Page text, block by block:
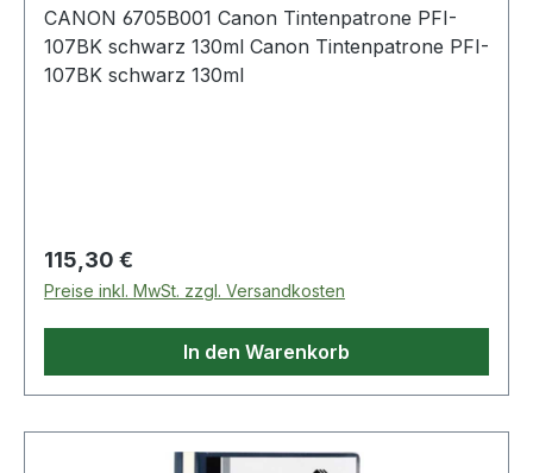
CANON 6705B001 Canon Tintenpatrone PFI-
107BK schwarz 130ml Canon Tintenpatrone PFI-
107BK schwarz 130ml
Regulärer Preis:
115,30 €
Preise inkl. MwSt. zzgl. Versandkosten
In den Warenkorb